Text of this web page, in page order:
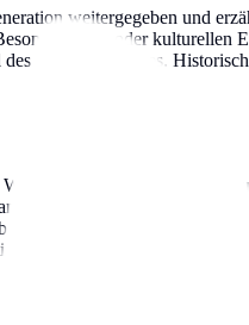
weitergegeben und
oder kulturellen
kulturellen Erbes.
– hilft uns, die
sind lebendige
vom Vornamen des